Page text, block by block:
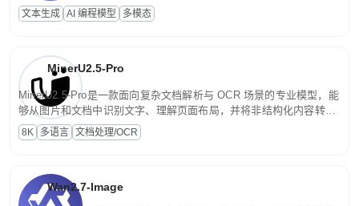
话端到端交付生产级成果。原生视觉理解贯穿规划、执行与验证全流
程，支持超长文档与长视频的深度语义解析。长程任务中自主规划与
文本生成 AI 编程模型 多模态
MinerU2.5-Pro
MinerU2.5-Pro是一款面向复杂文档解析与 OCR 场景的专业模型，能
够从图片和文档中识别文字、理解页面布局，并将非结构化内容转换
为便于存储、检索和二次处理的结构化结果。
8K 多语言 文档处理/OCR
Wan2.7-Image